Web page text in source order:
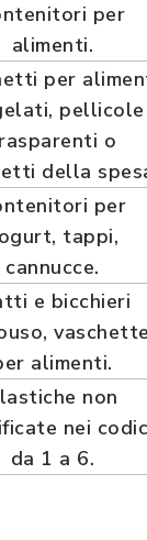
per
alimenti.
per
pellicole
o
della
per
tappi,
cannucce.
e bicchieri
vaschette
alimenti.
non
nei
da 1 a 6.